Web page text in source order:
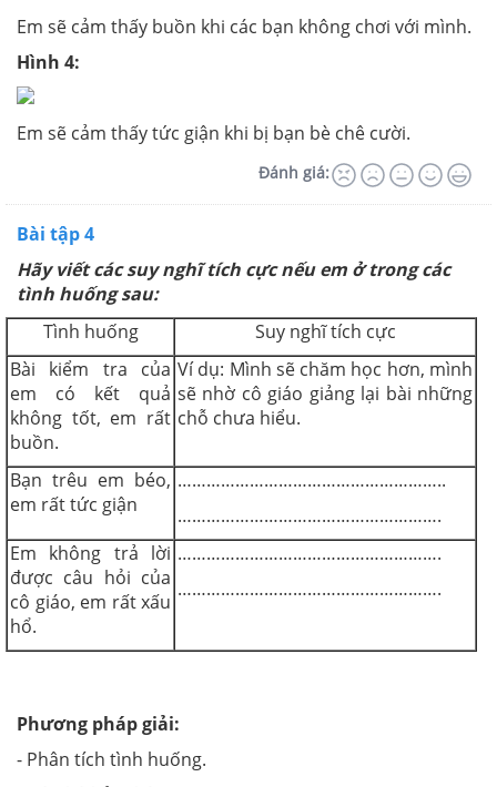
Em sẽ cảm thấy buồn khi các bạn không chơi với mình.
Hình 4:
Em sẽ cảm thấy tức giận khi bị bạn bè chê cười.
Đánh giá:
Bài tập 4
Hãy viết các suy nghĩ tích cực nếu em ở trong các
tình huống sau:
Tình huống
Suy nghĩ tích cực
Bài kiểm tra của
em có kết quả
không tốt, em rất
buồn.
Ví dụ: Mình sẽ chăm học hơn, mình
sẽ nhờ cô giáo giảng lại bài những
chỗ chưa hiểu.
Bạn trêu em béo,
em rất tức giận
………………………………………………..
……………………………………………….
Em không trả lời
được câu hỏi của
cô giáo, em rất xấu
hổ.
……………………………………………….
……………………………………………….
Phương pháp giải:
- Phân tích tình huống.